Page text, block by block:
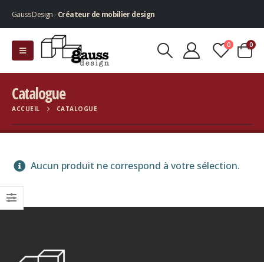
Gauss Design -Créateur de mobilier design
0 0
Catalogue
ACCUEIL CATALOGUE
Aucun produit ne correspond à votre sélection.